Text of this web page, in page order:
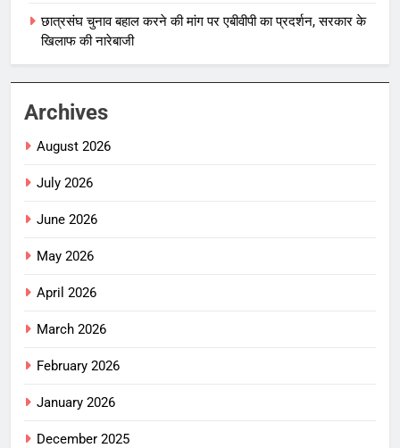
छात्रसंघ चुनाव बहाल करने की मांग पर एबीवीपी का प्रदर्शन, सरकार के
खिलाफ की नारेबाजी
Archives
August 2026
July 2026
June 2026
May 2026
April 2026
March 2026
February 2026
January 2026
December 2025